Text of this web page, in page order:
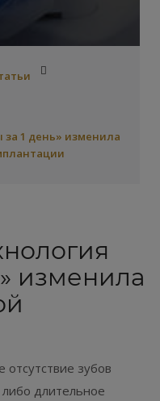
за 1 день» изменила
изменила
отсутствие зубов
длительное